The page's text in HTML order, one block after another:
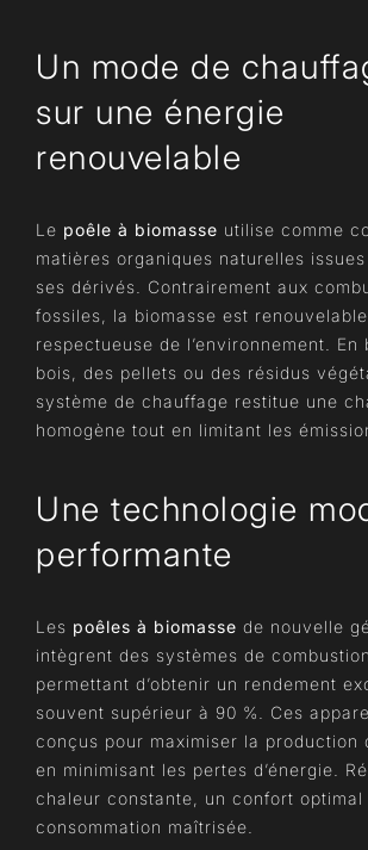
Un mode de
sur une énergie
renouvelable
Le poêle à biomasse utilise comme
matières organiques naturelles
ses dérivés. Contrairement aux
fossiles, la biomasse est
respectueuse de l’environnement. En
bois, des pellets ou des résidus
système de chauffage restitue une
homogène tout en limitant les
Une technologie
performante
Les poêles à biomasse de nouvelle
intègrent des systèmes de
permettant d’obtenir un rendement
souvent supérieur à 90 %. Ces
conçus pour maximiser la production
en minimisant les pertes d’énergie.
chaleur constante, un confort optimal
consommation maîtrisée.